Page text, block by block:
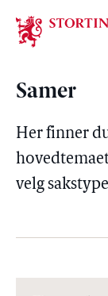
Samer
Her finner
velg